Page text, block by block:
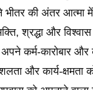
भीतर की अंतर आत्मा
श्रद्धा और विश्वास
कर्म-कारोबार और
और कार्य-क्षमता